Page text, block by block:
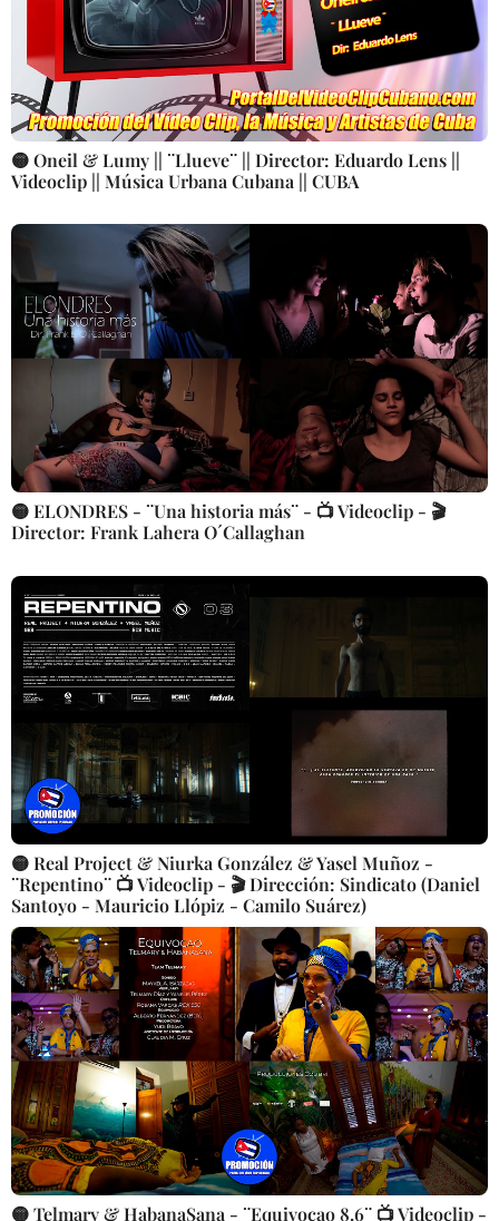
🟡 Oneil & Lumy || ¨Llueve¨ || Director: Eduardo Lens ||
Videoclip || Música Urbana Cubana || CUBA
🟡 ELONDRES - ¨Una historia más¨ - 📺 Videoclip - 🎬
Director: Frank Lahera O´Callaghan
🟡 Real Project & Niurka González & Yasel Muñoz -
¨Repentino¨ 📺 Videoclip - 🎬 Dirección: Sindicato (Daniel
Santoyo - Mauricio Llópiz - Camilo Suárez)
🟡 Telmary & HabanaSana - ¨Equivocao 8.6¨ 📺 Videoclip -